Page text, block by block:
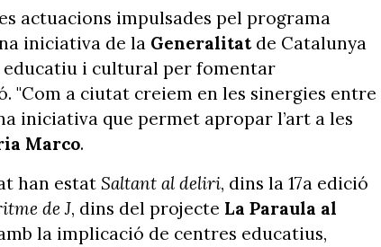
actuacions impulsades pel programa
iniciativa de la Generalitat de Catalunya
educatiu i cultural per fomentar
"Com a ciutat creiem en les sinergies entre
iniciativa que permet apropar l’art a les
Marco.
han estat Saltant al deliri, dins la 17a edició
de J, dins del projecte La Paraula al
la implicació de centres educatius,